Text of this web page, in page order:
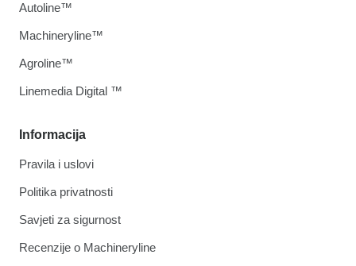
Informacija
Pravila i uslovi
Politika privatnosti
Savjeti za sigurnost
Recenzije o Machineryline
Autoline™
Machineryline™
Agroline™
Linemedia Digital ™